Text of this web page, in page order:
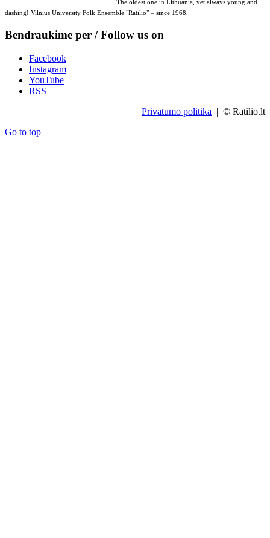
The oldest one in Lithuania, yet always young and
dashing! Vilnius University Folk Ensemble "Ratilio" – since 1968.
Bendraukime per / Follow us on
Facebook
Instagram
YouTube
RSS
Privatumo politika | © Ratilio.lt
Go to top